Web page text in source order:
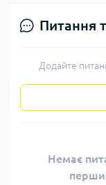
Питання
Додайте
Немає